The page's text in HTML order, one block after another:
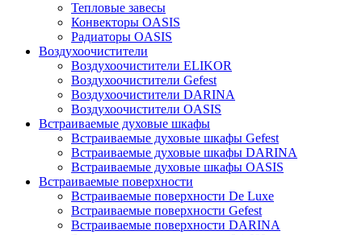
Тепловые завесы
Конвекторы OASIS
Радиаторы OASIS
Воздухоочистители
Воздухоочистители ELIKOR
Воздухоочистители Gefest
Воздухоочистители DARINA
Воздухоочистители OASIS
Встраиваемые духовые шкафы
Встраиваемые духовые шкафы Gefest
Встраиваемые духовые шкафы DARINA
Встраиваемые духовые шкафы OASIS
Встраиваемые поверхности
Встраиваемые поверхности De Luxe
Встраиваемые поверхности Gefest
Встраиваемые поверхности DARINA